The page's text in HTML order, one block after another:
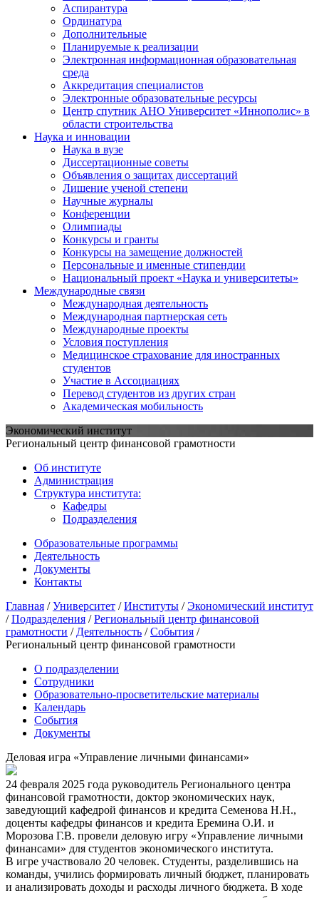
Аспирантура
Ординатура
Дополнительные
Планируемые к реализации
Электронная информационная образовательная
среда
Аккредитация специалистов
Электронные образовательные ресурсы
Центр спутник АНО Университет «Иннополис» в
области строительства
Наука и инновации
Наука в вузе
Диссертационные советы
Объявления о защитах диссертаций
Лишение ученой степени
Научные журналы
Конференции
Олимпиады
Конкурсы и гранты
Конкурсы на замещение должностей
Персональные и именные стипендии
Национальный проект «Наука и университеты»
Международные связи
Международная деятельность
Международная партнерская сеть
Международные проекты
Условия поступления
Медицинское страхование для иностранных
студентов
Участие в Ассоциациях
Перевод студентов из других стран
Академическая мобильность
Экономический институт
Региональный центр финансовой грамотности
Об институте
Администрация
Структура института:
Кафедры
Подразделения
Образовательные программы
Деятельность
Документы
Контакты
Главная /Университет /Институты /Экономический институт
/Подразделения /Региональный центр финансовой
грамотности / Деятельность /События /
Региональный центр финансовой грамотности
О подразделении
Сотрудники
Образовательно-просветительские материалы
Календарь
События
Документы
Деловая игра «Управление личными финансами»
24 февраля 2025 года руководитель Регионального центра
финансовой грамотности, доктор экономических наук,
заведующий кафедрой финансов и кредита Семенова Н.Н.,
доценты кафедры финансов и кредита Еремина О.И. и
Морозова Г.В. провели деловую игру «Управление личными
финансами» для студентов экономического института.
В игре участвовало 20 человек. Студенты, разделившись на
команды, учились формировать личный бюджет, планировать
и анализировать доходы и расходы личного бюджета. В ходе